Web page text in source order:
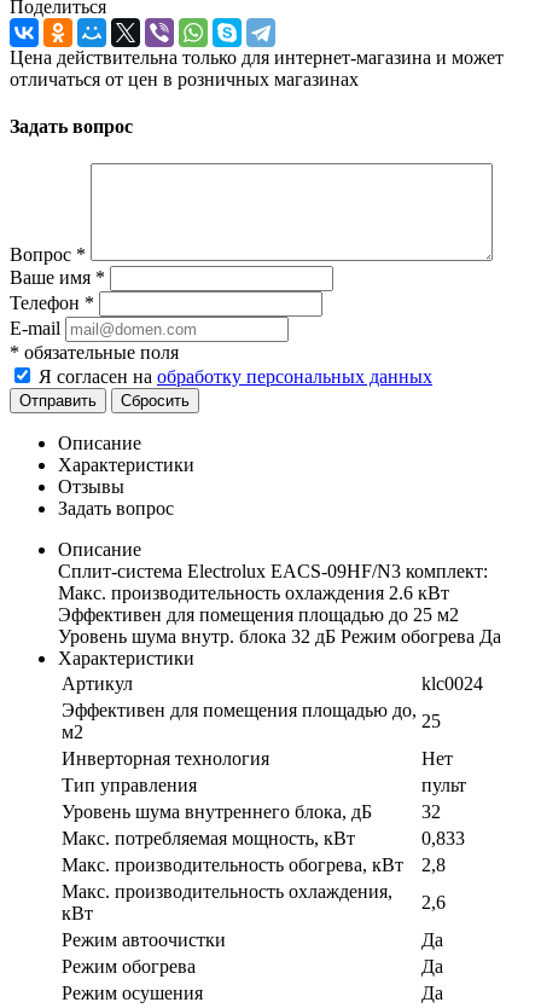
Поделиться
Цена действительна только для интернет-магазина и может
отличаться от цен в розничных магазинах
Задать вопрос
Вопрос *
Ваше имя *
Телефон *
E-mail
* обязательные поля
Я согласен на обработку персональных данных
Отправить Сбросить
Описание
Характеристики
Отзывы
Задать вопрос
Описание
Сплит-система Electrolux EACS-09HF/N3 комплект:
Макс. производительность охлаждения 2.6 кВт
Эффективен для помещения площадью до 25 м2
Уровень шума внутр. блока 32 дБ Режим обогрева Да
Характеристики
Артикул
klc0024
Эффективен для помещения площадью до,
м2
25
Инверторная технология
Нет
Тип управления
пульт
Уровень шума внутреннего блока, дБ
32
Макс. потребляемая мощность, кВт
0,833
Макс. производительность обогрева, кВт
2,8
Макс. производительность охлаждения,
кВт
2,6
Режим автоочистки
Да
Режим обогрева
Да
Режим осушения
Да